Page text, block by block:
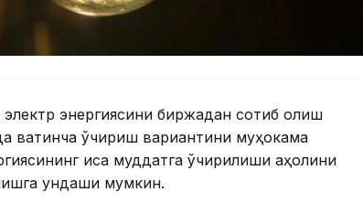
энергиясини биржадан сотиб олиш
вақтинча ўчириш вариантини муҳокама
қисқа муддатга ўчирилиши аҳолини
ундаши мумкин.